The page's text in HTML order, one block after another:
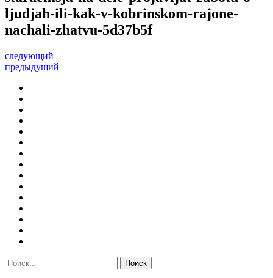
ljudjah-ili-kak-v-kobrinskom-rajone-
nachali-zhatvu-5d37b5f
следующий
предыдущий